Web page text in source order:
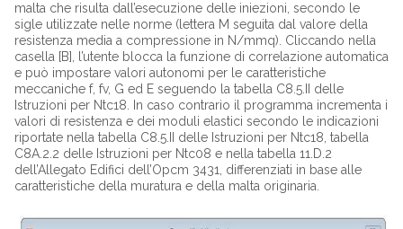
malta che risulta dall’esecuzione delle iniezioni, secondo le
sigle utilizzate nelle norme (lettera M seguita dal valore della
resistenza media a compressione in N/mmq). Cliccando nella
casella [B], l’utente blocca la funzione di correlazione automatica
e può impostare valori autonomi per le caratteristiche
meccaniche f, fv, G ed E seguendo la tabella C8.5.II delle
Istruzioni per Ntc18. In caso contrario il programma incrementa i
valori di resistenza e dei moduli elastici secondo le indicazioni
riportate nella tabella C8.5.II delle Istruzioni per Ntc18, tabella
C8A.2.2 delle Istruzioni per Ntc08 e nella tabella 11.D.2
dell’Allegato Edifici dell’Opcm 3431, differenziati in base alle
caratteristiche della muratura e della malta originaria.